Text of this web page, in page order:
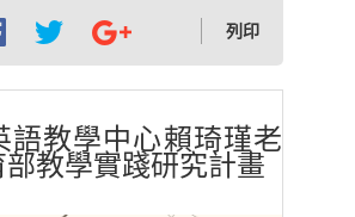
列印
語教學中心賴琦瑾老
部教學實踐研究計畫